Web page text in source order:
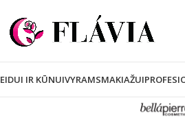
IR KŪNUIVYRAMSMAKIAŽUI